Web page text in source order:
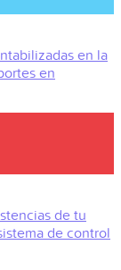
en la
en
de tu
de control